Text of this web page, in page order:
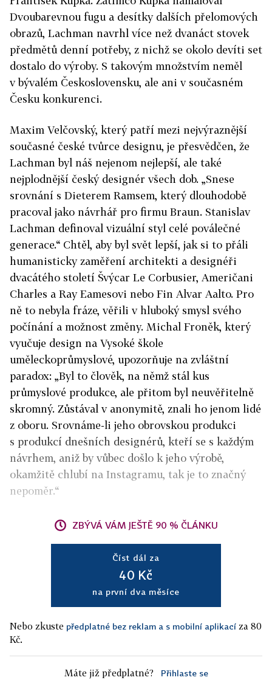
Dvoubarevnou fugu a desítky dalších přelomových
obrazů, Lachman navrhl více než dvanáct stovek
předmětů denní potřeby, z nichž se okolo devíti set
dostalo do výroby. S takovým množstvím neměl
v bývalém Československu, ale ani v současném
Česku konkurenci.
Maxim Velčovský, který patří mezi nejvýraznější
současné české tvůrce designu, je přesvědčen, že
Lachman byl náš nejenom nejlepší, ale také
nejplodnější český designér všech dob. „Snese
srovnání s Dieterem Ramsem, který dlouhodobě
pracoval jako návrhář pro firmu Braun. Stanislav
Lachman definoval vizuální styl celé poválečné
generace.“ Chtěl, aby byl svět lepší, jak si to přáli
humanisticky zaměření architekti a designéři
dvacátého století Švýcar Le Corbusier, Američani
Charles a Ray Eamesovi nebo Fin Alvar Aalto. Pro
ně to nebyla fráze, věřili v hluboký smysl svého
počínání a možnost změny. Michal Froněk, který
vyučuje design na Vysoké škole
uměleckoprůmyslové, upozorňuje na zvláštní
paradox: „Byl to člověk, na němž stál kus
průmyslové produkce, ale přitom byl neuvěřitelně
skromný. Zůstával v anonymitě, znali ho jenom lidé
z oboru. Srovnáme-li jeho obrovskou produkci
s produkcí dnešních designérů, kteří se s každým
návrhem, aniž by vůbec došlo k jeho výrobě,
okamžitě chlubí na Instagramu, tak je to značný
nepoměr.“
ZBÝVÁ VÁM JEŠTĚ 90 % ČLÁNKU
Číst dál za
40 Kč
na první dva měsíce
Nebo zkuste předplatné bez reklam a s mobilní aplikací za 80
Kč.
Máte již předplatné? Přihlaste se